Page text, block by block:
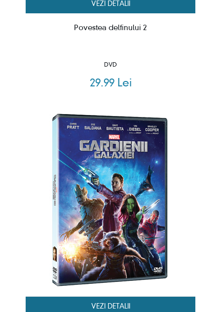
VEZI DETALII
Povestea delfinului 2
DVD
29.99 Lei
VEZI DETALII